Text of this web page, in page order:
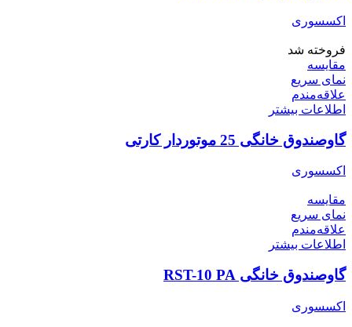
اکسسوری
فروخته شد
مقایسه
نمای سریع
علاقه‌مندم
اطلاعات بیشتر
گاوصندوق خانگی 25 موتوردار کارتی
اکسسوری
مقایسه
نمای سریع
علاقه‌مندم
اطلاعات بیشتر
گاوصندوق خانگی RST-10 PA
اکسسوری